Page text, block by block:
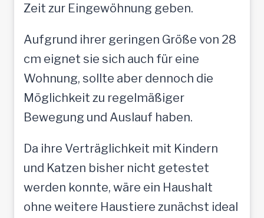
Zeit zur Eingewöhnung geben.
Aufgrund ihrer geringen Größe von 28
cm eignet sie sich auch für eine
Wohnung, sollte aber dennoch die
Möglichkeit zu regelmäßiger
Bewegung und Auslauf haben.
Da ihre Verträglichkeit mit Kindern
und Katzen bisher nicht getestet
werden konnte, wäre ein Haushalt
ohne weitere Haustiere zunächst ideal